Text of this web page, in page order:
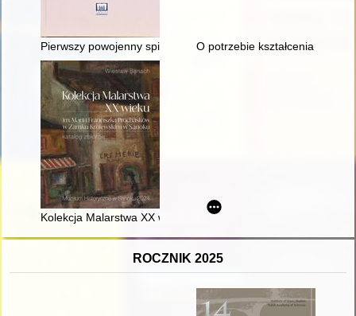
Pierwszy powojenny spis kościołów i duchowieństwa Diecezji
O potrzebie kształcenia
Kolekcja Malarstwa XX wieku im. Marii i Franciszka
ROCZNIK 2025